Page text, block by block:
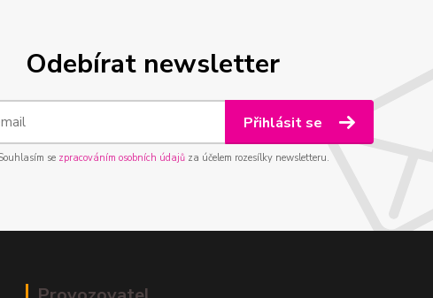
Odebírat newsletter
Přihlásit se
se zpracováním osobních údajůza účelem rozesílky newsletteru.